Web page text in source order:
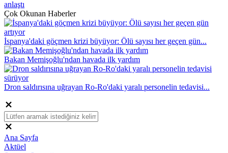
anlaştı
Çok Okunan Haberler
İspanya'daki göçmen krizi büyüyor: Ölü sayısı her geçen gün...
Bakan Memişoğlu'ndan havada ilk yardım
Dron saldırısına uğrayan Ro-Ro'daki yaralı personelin tedavisi...
Ana Sayfa
Aktüel